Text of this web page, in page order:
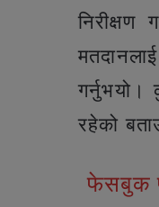
गर्नुभयो।
रहेको
फेसबुक